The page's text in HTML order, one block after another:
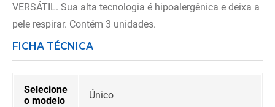
VERSÁTIL. Sua alta tecnologia é hipoalergênica e deixa a
pele respirar. Contém 3 unidades.
FICHA TÉCNICA
Selecione
o modelo
Único